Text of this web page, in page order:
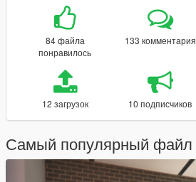
84 файла
понравилось
133 комментария
12 загрузок 10 подписчиков
Самый популярный файл